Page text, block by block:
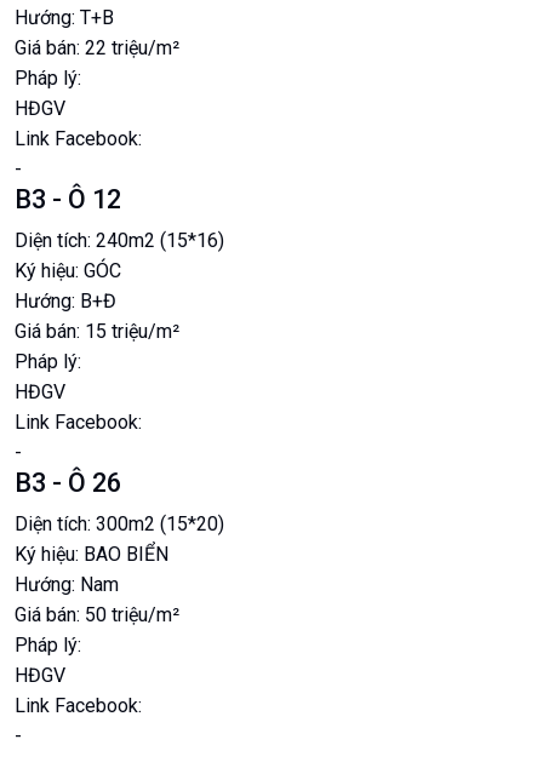
Hướng: T+B
Giá bán: 22 triệu/m²
Pháp lý:
HĐGV
Link Facebook:
-
B3 - Ô 12
Diện tích: 240m2 (15*16)
Ký hiệu: GÓC
Hướng: B+Đ
Giá bán: 15 triệu/m²
Pháp lý:
HĐGV
Link Facebook:
-
B3 - Ô 26
Diện tích: 300m2 (15*20)
Ký hiệu: BAO BIỂN
Hướng: Nam
Giá bán: 50 triệu/m²
Pháp lý:
HĐGV
Link Facebook:
-